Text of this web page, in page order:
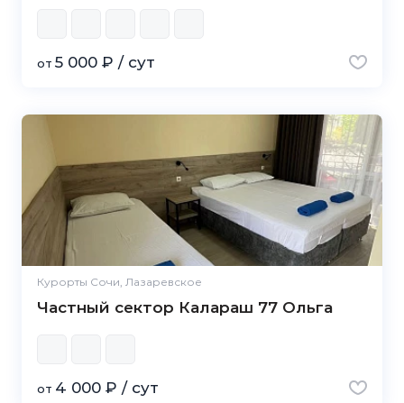
от 5 000 ₽ / сут
Курорты Сочи, Лазаревское
Частный сектор Калараш 77 Ольга
от 4 000 ₽ / сут